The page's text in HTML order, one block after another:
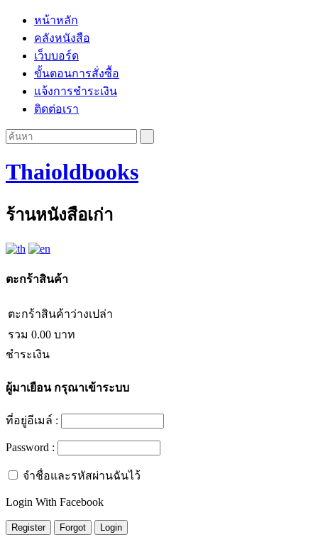
หน้าหลัก
คลังหนังสือ
เว็บบอร์ด
ขั้นตอนการสั่งซื้อ
แจ้งการชำระเงิน
ติดต่อเรา
Thaioldbooks
ร้านหนังสือเก่า
ตะกร้าสินค้า
ตะกร้าสินค้าว่างเปล่า
รวม 0.00 บาท
ชำระเงิน
ผู้มาเยือนกรุณาเข้าระบบ
ที่อยู่อีเมล์ :
Password :
จำชื่อและรหัสผ่านฉันไว้
Login With Facebook